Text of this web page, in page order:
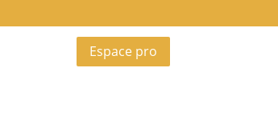
Espace pro